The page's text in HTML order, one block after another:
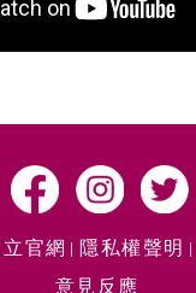
官網 隱私權聲明
意見反應